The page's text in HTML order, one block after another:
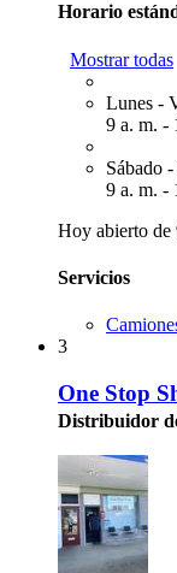
Horario
Mostrar todas
Lunes -
9 a. m. -
Sábado
9 a. m. -
Hoy abierto de
Servicios
3
One Stop
Distribuidor